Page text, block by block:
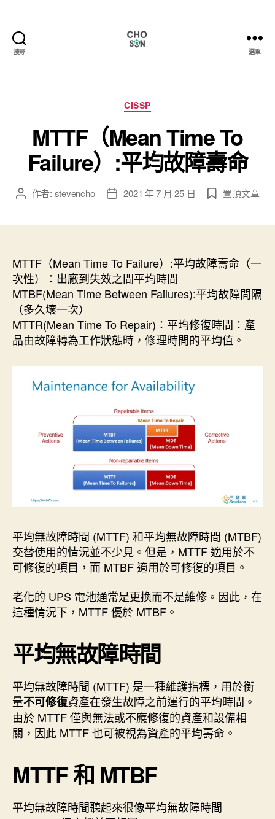
搜尋
大
小
事
選單
分
類
CISSP
MTTF（Mean Time To
Failure）:平均故障壽命
文 作者: stevencho
文
期
2021 年 7 月 25 日 置頂文章
MTTF（Mean Time To Failure）:平均故障壽命（一
次性）：出廠到失效之間平均時間
MTBF(Mean Time Between Failures):平均故障間隔
（多久壞一次）
MTTR(Mean Time To Repair)：平均修復時間：產
品由故障轉為工作狀態時，修理時間的平均值。
平均無故障時間 (MTTF) 和平均無故障時間 (MTBF)
交替使用的情況並不少見。但是，MTTF 適用於不
可修復的項目，而 MTBF 適用於可修復的項目。
老化的 UPS 電池通常是更換而不是維修。因此，在
這種情況下，MTTF 優於 MTBF。
平均無故障時間
平均無故障時間 (MTTF) 是一種維護指標，用於衡
量不可修復資產在發生故障之前運行的平均時間。
由於 MTTF 僅與無法或不應修復的資產和設備相
關，因此 MTTF 也可被視為資產的平均壽命。
MTTF 和 MTBF
平均無故障時間聽起來很像平均無故障時間